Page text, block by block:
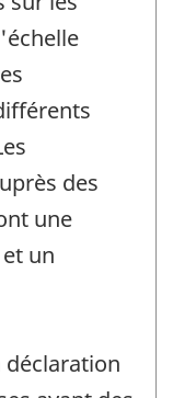
des
une
un